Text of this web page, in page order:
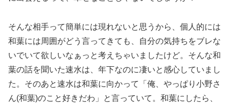
そんな相手って簡単には現れないと思うから、個人的には
和葉には周囲がどう言ってきても、自分の気持ちをブレな
いでいて欲しいなぁっと考えちゃいましたけど。そんな和
葉の話を聞いた速水は、年下なのに凄いと感心していまし
た。そのあと速水は和葉に向かって「俺、やっぱり小野さ
ん(和葉)のこと好きだわ」と言っていて。和葉にしたら、